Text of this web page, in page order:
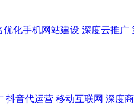
优化手机网站建设 深度云推广
抖音代运营 移动互联网 深度